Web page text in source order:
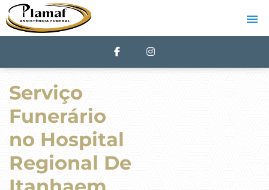
Serviço
Funerário
no Hospital
Regional De